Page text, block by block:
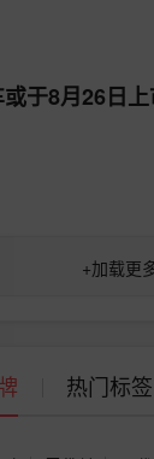
于8月26日
+加载更
热门标签